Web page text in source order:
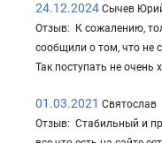
24.12.2024 Сычев
Отзыв: К сожалению,
сообщили о том, что не
Так поступать не очень
01.03.2021 Святослав
Отзыв: Стабильный и